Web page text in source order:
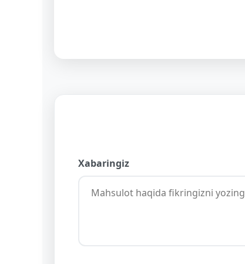
Xabaringiz